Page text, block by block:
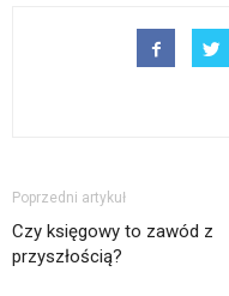
Poprzedni artykuł
Czy księgowy to zawód z
przyszłością?